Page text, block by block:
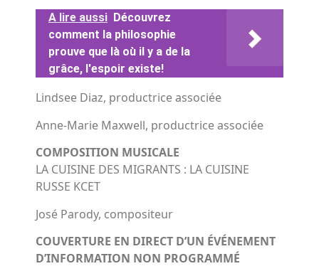
A lire aussi Découvrez
comment la philosophie
prouve que là où il y a de la
grâce, l'espoir existe!
Lindsee Diaz, productrice associée
Anne-Marie Maxwell, productrice associée
COMPOSITION MUSICALE
LA CUISINE DES MIGRANTS : LA CUISINE
RUSSE KCET
José Parody, compositeur
COUVERTURE EN DIRECT D’UN ÉVÉNEMENT
D’INFORMATION NON PROGRAMMÉ